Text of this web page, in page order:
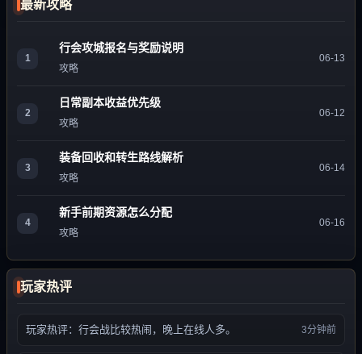
最新攻略
1
行会攻城报名与奖励说明
攻略
06-13
2
日常副本收益优先级
攻略
06-12
3
装备回收和转生路线解析
攻略
06-14
4
新手前期资源怎么分配
攻略
06-16
玩家热评
玩家热评：行会战比较热闹，晚上在线人多。 3分钟前